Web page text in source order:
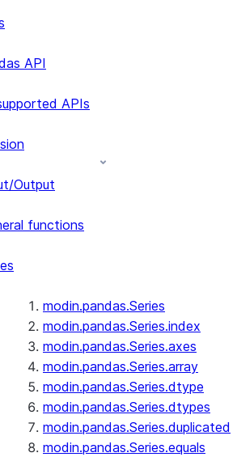
API
APIs
Output
functions
modin.pandas.Series
modin.pandas.Series.index
modin.pandas.Series.axes
modin.pandas.Series.array
modin.pandas.Series.dtype
modin.pandas.Series.dtypes
modin.pandas.Series.duplicated
modin.pandas.Series.equals